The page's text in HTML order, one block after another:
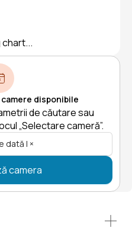
chart...
disponibile
de căutare sau
„Selectare cameră”.
dată | ×
camera